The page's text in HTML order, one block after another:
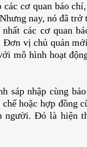
các cơ quan báo
nay, nó đã trở
các cơ quan
vị chủ quản
mô hình hoạt
sáp nhập cùng
hoặc hợp đồng
người. Đó là hiện